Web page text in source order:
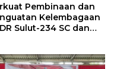
Pembinaan dan
Kelembagaan
Sulut-234 SC dan